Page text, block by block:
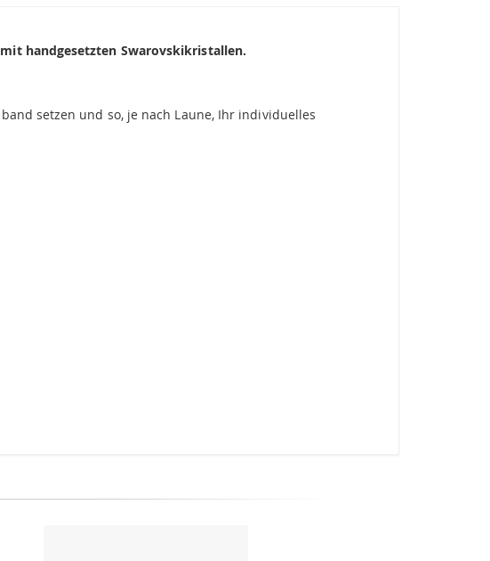
handgesetzten Swarovskikristallen.
setzen und so, je nach Laune, Ihr individuelles